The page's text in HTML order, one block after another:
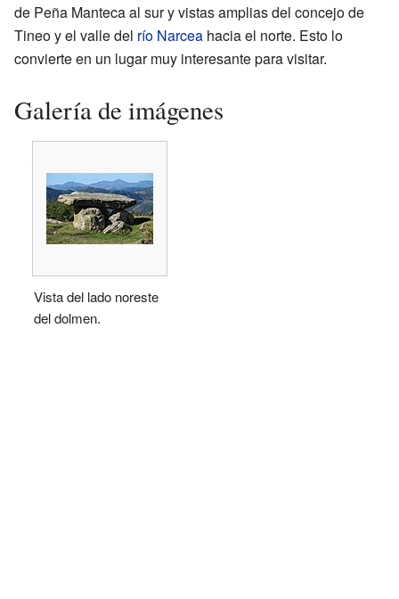
de Peña Manteca al sur y vistas amplias del concejo de
Tineo y el valle del río Narcea hacia el norte. Esto lo
convierte en un lugar muy interesante para visitar.
Galería de imágenes
Vista del lado noreste
del dolmen.